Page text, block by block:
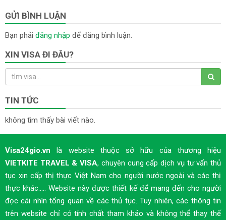
GỬI BÌNH LUẬN
Bạn phải đăng nhập để đăng bình luận.
XIN VISA ĐI ĐÂU?
TIN TỨC
không tìm thấy bài viết nào.
Visa24gio.vn là website thuộc sở hữu của thương hiệu
VIETKITE TRAVEL & VISA, chuyên cung cấp dịch vụ tư vấn thủ
tục xin cấp thị thực Việt Nam cho người nước ngoài và các thị
thực khác..... Website này được thiết kế để mang đến cho người
đọc cái nhìn tổng quan về các thủ tục. Tuy nhiên, các thông tin
trên website chỉ có tính chất tham khảo và không thể thay thế